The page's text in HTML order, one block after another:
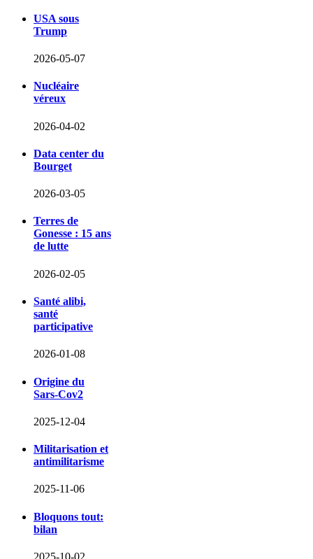
USA sous
Trump
2026-05-07
Nucléaire
véreux
2026-04-02
Data center du
Bourget
2026-03-05
Terres de
Gonesse : 15 ans
de lutte
2026-02-05
Santé alibi,
santé
participative
2026-01-08
Origine du
Sars-Cov2
2025-12-04
Militarisation et
antimilitarisme
2025-11-06
Bloquons tout:
bilan
2025-10-02